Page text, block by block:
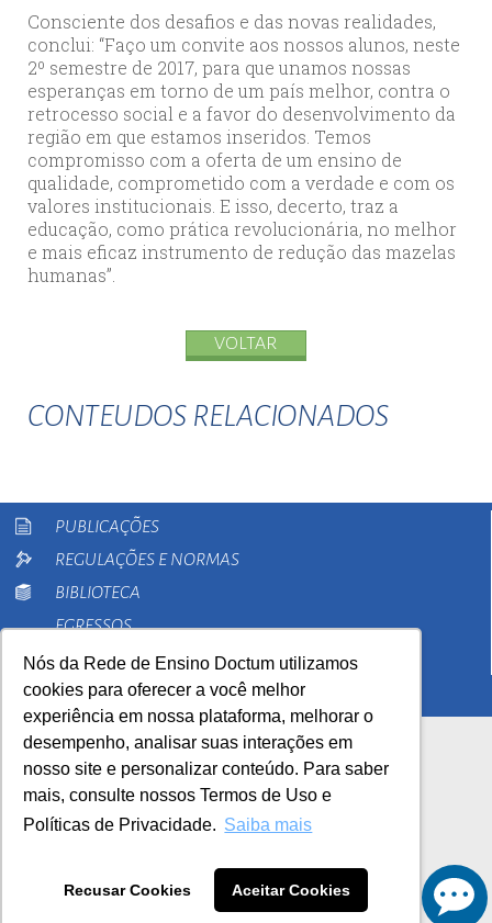
Nós da Rede de Ensino Doctum utilizamos
cookies para oferecer a você melhor
experiência em nossa plataforma, melhorar o
desempenho, analisar suas interações em
nosso site e personalizar conteúdo. Para saber
mais, consulte nossos Termos de Uso e
Políticas de Privacidade. Saiba mais
Recusar Cookies Aceitar Cookies
Consciente dos desafios e das novas realidades,
conclui: “Faço um convite aos nossos alunos, neste
2º semestre de 2017, para que unamos nossas
esperanças em torno de um país melhor, contra o
retrocesso social e a favor do desenvolvimento da
região em que estamos inseridos. Temos
compromisso com a oferta de um ensino de
qualidade, comprometido com a verdade e com os
valores institucionais. E isso, decerto, traz a
educação, como prática revolucionária, no melhor
e mais eficaz instrumento de redução das mazelas
humanas”.
VOLTAR
CONTEUDOS RELACIONADOS
PUBLICAÇÕES
REGULAÇÕES E NORMAS
BIBLIOTECA
EGRESSOS
PESQUISA
EXTENSÃO
AutoAvaliação Institucional
0800 033 1100